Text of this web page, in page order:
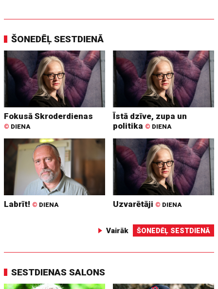
ŠONEDĒĻ SESTDIENĀ
Fokusā Skroderdienas
© DIENA
Īstā dzīve, zupa un
politika © DIENA
Labrīt! © DIENA Uzvarētāji © DIENA
Vairāk ŠONEDĒĻ SESTDIENĀ
SESTDIENAS SALONS